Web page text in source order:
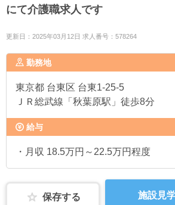
にて介護職求人です
更新日：2025年03月12日 求人番号：578264
勤務地
東京都 台東区 台東1-25-5
ＪＲ総武線「秋葉原駅」徒歩8分
給与
・月収 18.5万円～22.5万円程度
保存する 施設見